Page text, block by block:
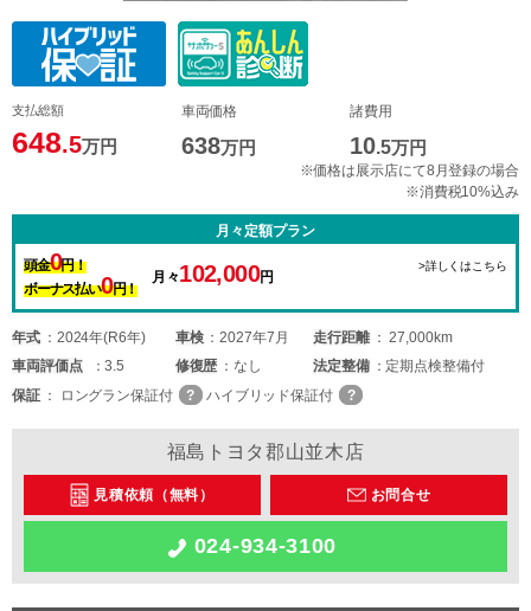
支払総額
648.5万円
車両価格
638万円
諸費用
10.5万円
※価格は展示店にて8月登録の場合
※消費税10%込み
月々定額プラン
頭金0円！
ボーナス払い0円！
月々102,000円
>詳しくはこちら
年式 2024年(R6年) 車検 2027年7月 走行距離
27,000km
車両評価点 3.5 修復歴 なし 法定整備
定期点検整備付
保証
ロングラン保証付 ハイブリッド保証付
福島トヨタ郡山並木店
見積依頼（無料） お問合せ
024-934-3100